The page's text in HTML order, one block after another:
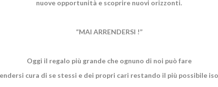
nuove opportunità e scoprire nuovi orizzonti.
“MAI ARRENDERSI !”
Oggi il regalo più grande che ognuno di noi può fare
cura di se stessi e dei propri cari restando il più possibile